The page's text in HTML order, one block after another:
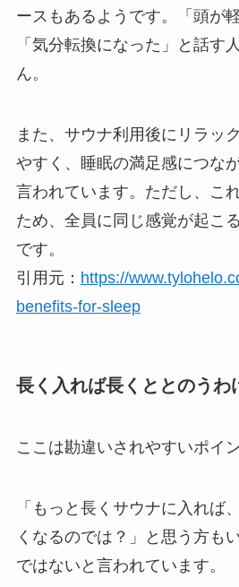
ースもあるようです。「頭が
「気分転換になった」と話す
ん。
また、サウナ利用後にリラッ
やすく、睡眠の満足感につな
言われています。ただし、こ
ため、全員に同じ感覚が起こ
です。
引用元： https://
benefits-for-sleep
長く入れば長くととのうわ
ここは勘違いされやすいポイ
「もっと長くサウナに入れば
くなるのでは？」と思う方も
ではないと言われています。